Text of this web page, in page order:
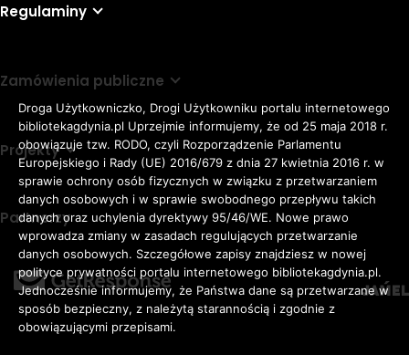
Rozmiar
czcionki
Adomyślna czcionka
Awiększa czcionka
Aduża czcionka
KONTRAST:
ZWIĘKSZ
ODSTĘPY
W
Regulaminy
Zamówienia publiczne
Projekty
Partnerzy
Droga Użytkowniczko, Drogi Użytkowniku portalu internetowego
bibliotekagdynia.pl Uprzejmie informujemy, że od 25 maja 2018 r.
obowiązuje tzw. RODO, czyli Rozporządzenie Parlamentu
Europejskiego i Rady (UE) 2016/679 z dnia 27 kwietnia 2016 r. w
sprawie ochrony osób fizycznych w związku z przetwarzaniem
danych osobowych i w sprawie swobodnego przepływu takich
danych oraz uchylenia dyrektywy 95/46/WE. Nowe prawo
wprowadza zmiany w zasadach regulujących przetwarzanie
danych osobowych. Szczegółowe zapisy znajdziesz w nowej
polityce prywatności portalu internetowego bibliotekagdynia.pl.
Jednocześnie informujemy, że Państwa dane są przetwarzane w
sposób bezpieczny, z należytą starannością i zgodnie z
obowiązującymi przepisami.